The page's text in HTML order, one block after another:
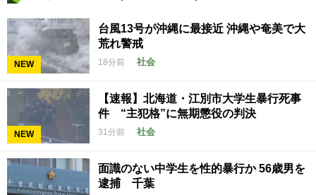
NEW
台風13号が沖縄に最接近 沖縄や奄美で大
荒れ警戒
18分前 社会
NEW
【速報】北海道・江別市大学生暴行死事
件 “主犯格”に無期懲役の判決
31分前 社会
面識のない中学生を性的暴行か 56歳男を
逮捕 千葉